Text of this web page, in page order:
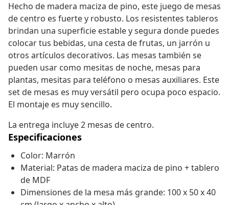
Hecho de madera maciza de pino, este juego de mesas
de centro es fuerte y robusto. Los resistentes tableros
brindan una superficie estable y segura donde puedes
colocar tus bebidas, una cesta de frutas, un jarrón u
otros artículos decorativos. Las mesas también se
pueden usar como mesitas de noche, mesas para
plantas, mesitas para teléfono o mesas auxiliares. Este
set de mesas es muy versátil pero ocupa poco espacio.
El montaje es muy sencillo.
La entrega incluye 2 mesas de centro.
Especificaciones
Color: Marrón
Material: Patas de madera maciza de pino + tablero
de MDF
Dimensiones de la mesa más grande: 100 x 50 x 40